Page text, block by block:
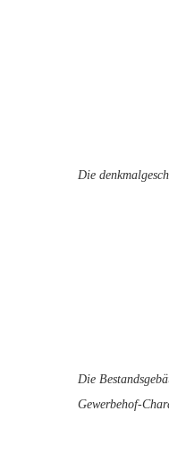
Die
Die
Gewerbehof-